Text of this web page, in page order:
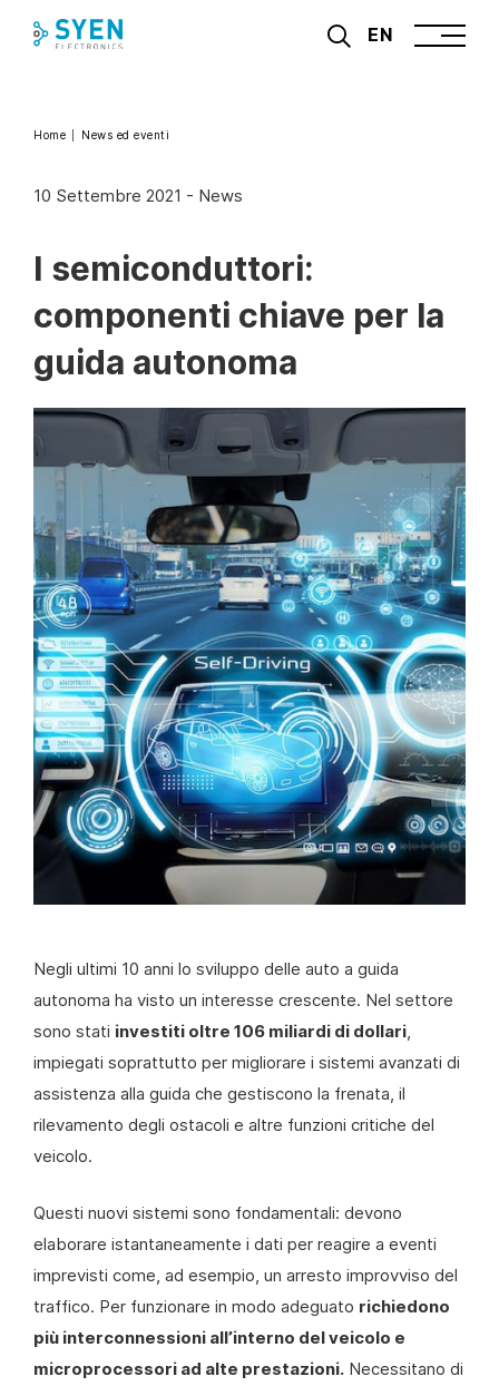
EN
Home News ed eventi
10 Settembre 2021 - News
I semiconduttori:
componenti chiave per la
guida autonoma
Negli ultimi 10 anni lo sviluppo delle auto a guida
autonoma ha visto un interesse crescente. Nel settore
sono stati investiti oltre 106 miliardi di dollari,
impiegati soprattutto per migliorare i sistemi avanzati di
assistenza alla guida che gestiscono la frenata, il
rilevamento degli ostacoli e altre funzioni critiche del
veicolo.
Questi nuovi sistemi sono fondamentali: devono
elaborare istantaneamente i dati per reagire a eventi
imprevisti come, ad esempio, un arresto improvviso del
traffico. Per funzionare in modo adeguato richiedono
più interconnessioni all’interno del veicolo e
microprocessori ad alte prestazioni. Necessitano di